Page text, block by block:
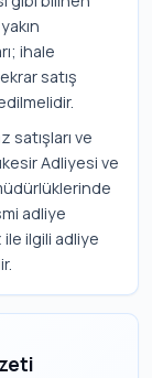
ihale
satış
satışları ve
Adliyesi ve
adliye
ilgili adliye